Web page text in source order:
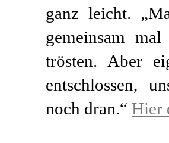
ganz leicht.
gemeinsam
trösten. Aber
entschlossen,
noch dran.“ Hier